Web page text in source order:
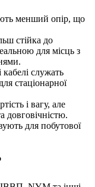
менший опір, що
стійка до
для місць з
служать
стаціонарної
і вагу, але
довговічністю.
для побутової